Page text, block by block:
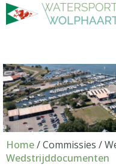
Home/ Commissies /
Wedstrijddocumenten